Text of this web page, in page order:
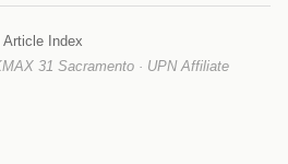
Article Index
31 Sacramento · UPN Affiliate